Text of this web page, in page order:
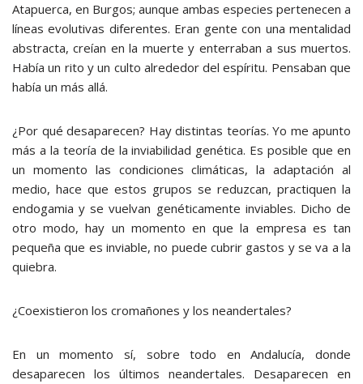
Atapuerca, en Burgos; aunque ambas especies pertenecen a
líneas evolutivas diferentes. Eran gente con una mentalidad
abstracta, creían en la muerte y enterraban a sus muertos.
Había un rito y un culto alrededor del espíritu. Pensaban que
había un más allá.
¿Por qué desaparecen? Hay distintas teorías. Yo me apunto
más a la teoría de la inviabilidad genética. Es posible que en
un momento las condiciones climáticas, la adaptación al
medio, hace que estos grupos se reduzcan, practiquen la
endogamia y se vuelvan genéticamente inviables. Dicho de
otro modo, hay un momento en que la empresa es tan
pequeña que es inviable, no puede cubrir gastos y se va a la
quiebra.
¿Coexistieron los cromañones y los neandertales?
En un momento sí, sobre todo en Andalucía, donde
desaparecen los últimos neandertales. Desaparecen en